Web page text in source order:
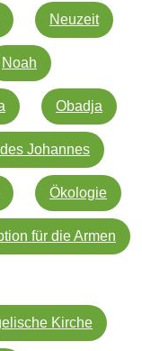
Neuzeit
Noah
Obadja
Johannes
Ökologie
für die Armen
Kirche